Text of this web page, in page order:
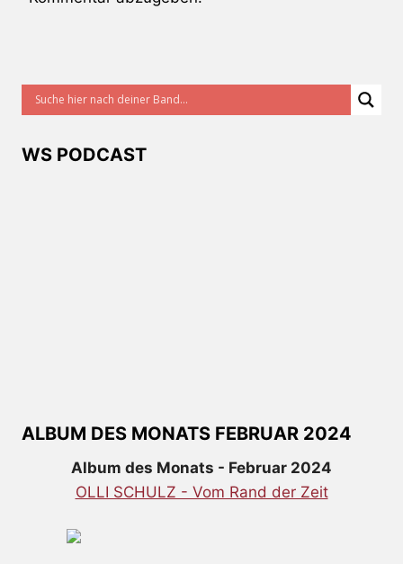
WS PODCAST
ALBUM DES MONATS FEBRUAR 2024
Album des Monats - Februar 2024
OLLI SCHULZ - Vom Rand der Zeit